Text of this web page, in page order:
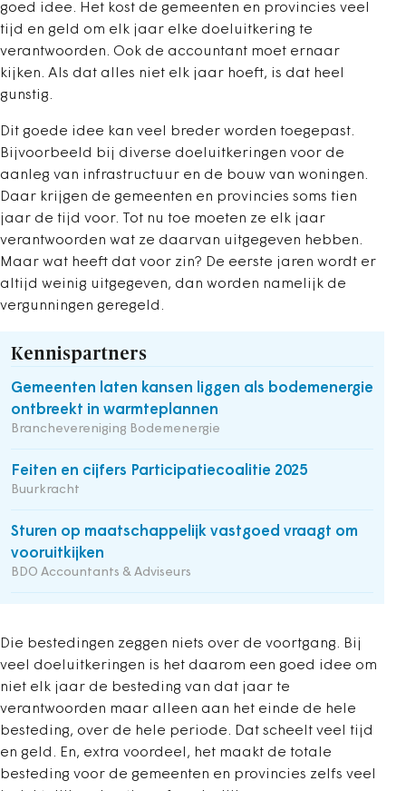
goed idee. Het kost de gemeenten en provincies veel
tijd en geld om elk jaar elke doeluitkering te
verantwoorden. Ook de accountant moet ernaar
kijken. Als dat alles niet elk jaar hoeft, is dat heel
gunstig.
Dit goede idee kan veel breder worden toegepast.
Bijvoorbeeld bij diverse doeluitkeringen voor de
aanleg van infrastructuur en de bouw van woningen.
Daar krijgen de gemeenten en provincies soms tien
jaar de tijd voor. Tot nu toe moeten ze elk jaar
verantwoorden wat ze daarvan uitgegeven hebben.
Maar wat heeft dat voor zin? De eerste jaren wordt er
altijd weinig uitgegeven, dan worden namelijk de
vergunningen geregeld.
Kennispartners
Gemeenten laten kansen liggen als bodemenergie
ontbreekt in warmteplannen
Branchevereniging Bodemenergie
Feiten en cijfers Participatiecoalitie 2025
Buurkracht
Sturen op maatschappelijk vastgoed vraagt om
vooruitkijken
BDO Accountants & Adviseurs
Die bestedingen zeggen niets over de voortgang. Bij
veel doeluitkeringen is het daarom een goed idee om
niet elk jaar de besteding van dat jaar te
verantwoorden maar alleen aan het einde de hele
besteding, over de hele periode. Dat scheelt veel tijd
en geld. En, extra voordeel, het maakt de totale
besteding voor de gemeenten en provincies zelfs veel